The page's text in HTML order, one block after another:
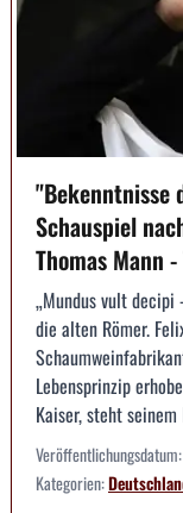
"Bekenntnisse
Schauspiel
Thomas Mann
„Mundus vult
die alten Römer.
Lebensprinzip
Kaiser, steht
Veröffentlichungsdatum:
Kategorien: